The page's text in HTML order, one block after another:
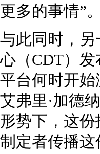
更多的事情”。
与此同时，
心（CDT）
平台何时开
艾弗里·加德
形势下，这
制定者传播